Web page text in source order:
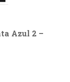
Azul 2 –